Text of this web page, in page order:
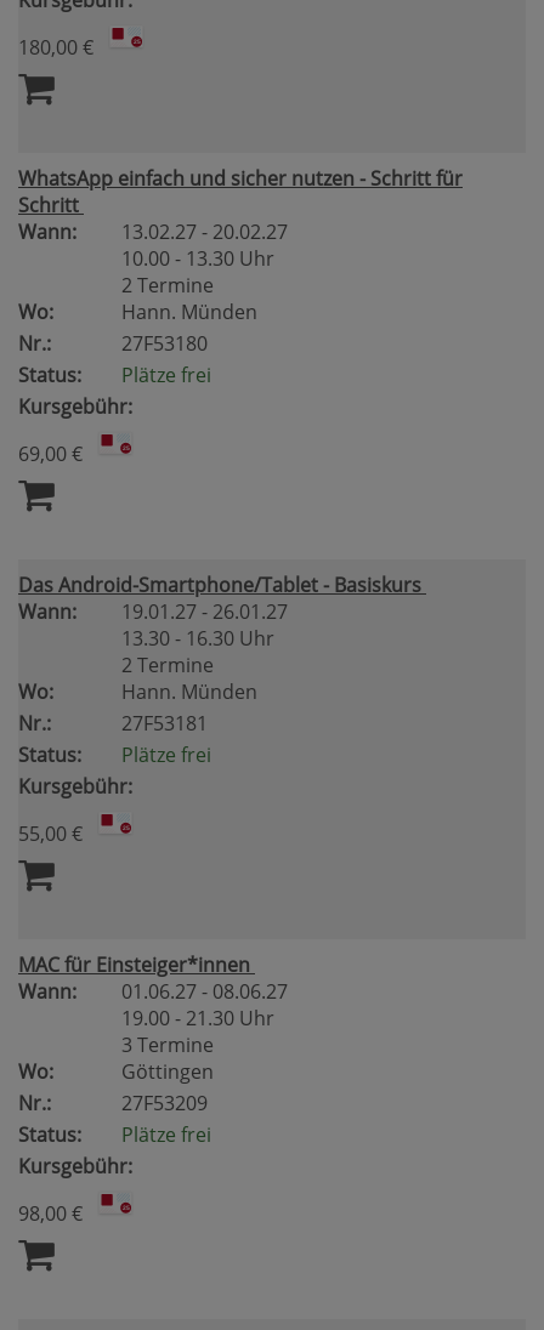
180,00 €
WhatsApp einfach und sicher nutzen - Schritt für
Schritt
Wann:
13.02.27 - 20.02.27
10.00 - 13.30 Uhr
2 Termine
Wo:
Hann. Münden
Nr.:
27F53180
Status:
Plätze frei
Kursgebühr:
69,00 €
Das Android-Smartphone/Tablet - Basiskurs
Wann:
19.01.27 - 26.01.27
13.30 - 16.30 Uhr
2 Termine
Wo:
Hann. Münden
Nr.:
27F53181
Status:
Plätze frei
Kursgebühr:
55,00 €
MAC für Einsteiger*innen
Wann:
01.06.27 - 08.06.27
19.00 - 21.30 Uhr
3 Termine
Wo:
Göttingen
Nr.:
27F53209
Status:
Plätze frei
Kursgebühr:
98,00 €